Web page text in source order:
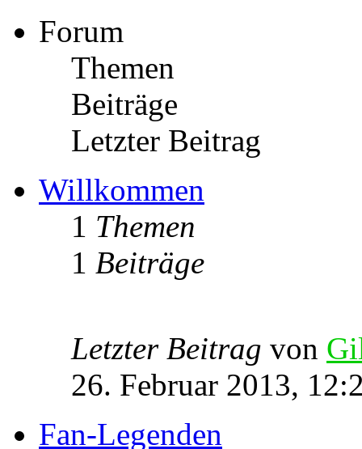
Forum
Themen
Beiträge
Letzter Beitrag
Willkommen
1 Themen
1 Beiträge
Letzter Beitrag von
26. Februar 2013,
Fan-Legenden